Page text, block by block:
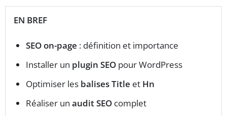
EN BREF
SEO on-page : définition et importance
Installer un plugin SEO pour WordPress
Optimiser les balises Title et Hn
Réaliser un audit SEO complet